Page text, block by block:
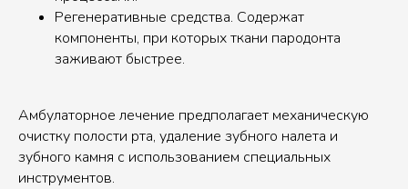
Регенеративные средства. Содержат
компоненты, при которых ткани пародонта
заживают быстрее.
Амбулаторное лечение предполагает механическую
очистку полости рта, удаление зубного налета и
зубного камня с использованием специальных
инструментов.